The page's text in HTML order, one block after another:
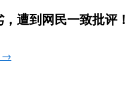
遭到网民一致批评！
→